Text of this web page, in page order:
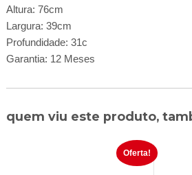
Altura: 76cm
Largura: 39cm
Profundidade: 31c
Garantia: 12 Meses
quem viu este produto,
Oferta!